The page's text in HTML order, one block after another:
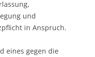
und
in Anspruch.
eines gegen die